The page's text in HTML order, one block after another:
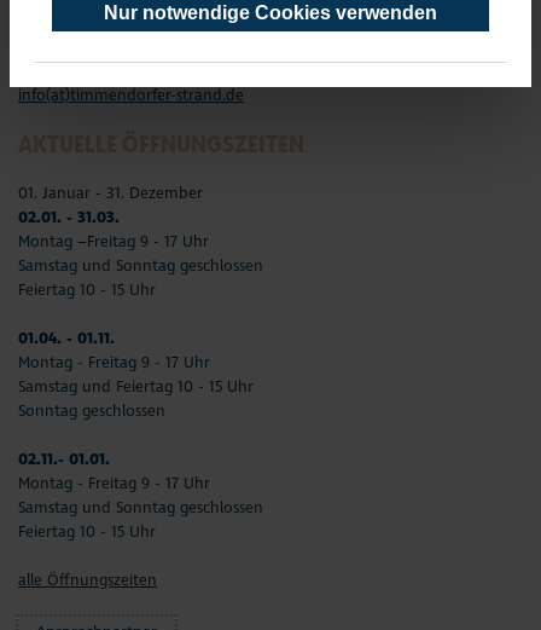
Nur notwendige Cookies verwenden
info(at)timmendorfer-strand.de
01. Januar - 31. Dezember
02.01. - 31.03.
Montag –Freitag 9 - 17 Uhr
Samstag und Sonntag geschlossen
Feiertag 10 - 15 Uhr
01.04. - 01.11.
Montag - Freitag 9 - 17 Uhr
Samstag und Feiertag 10 - 15 Uhr
Sonntag geschlossen
02.11.- 01.01.
Montag - Freitag 9 - 17 Uhr
Samstag und Sonntag geschlossen
Feiertag 10 - 15 Uhr
alle Öffnungszeiten